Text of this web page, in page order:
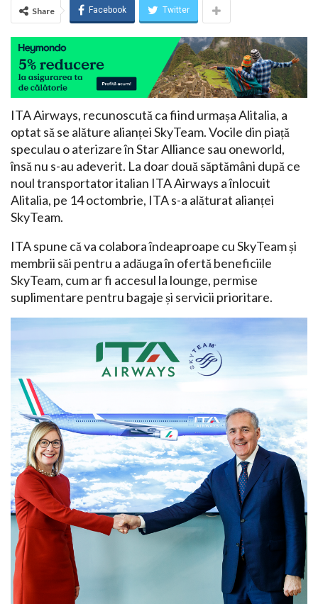
Share Facebook Twitter
ITA Airways, recunoscută ca fiind urmașa Alitalia, a
optat să se alăture alianței SkyTeam. Vocile din piață
speculau o aterizare în Star Alliance sau oneworld,
însă nu s-au adeverit. La doar două săptămâni după ce
noul transportator italian ITA Airways a înlocuit
Alitalia, pe 14 octombrie, ITA s-a alăturat alianței
SkyTeam.
ITA spune că va colabora îndeaproape cu SkyTeam și
membrii săi pentru a adăuga în ofertă beneficiile
SkyTeam, cum ar fi accesul la lounge, permise
suplimentare pentru bagaje și servicii prioritare.